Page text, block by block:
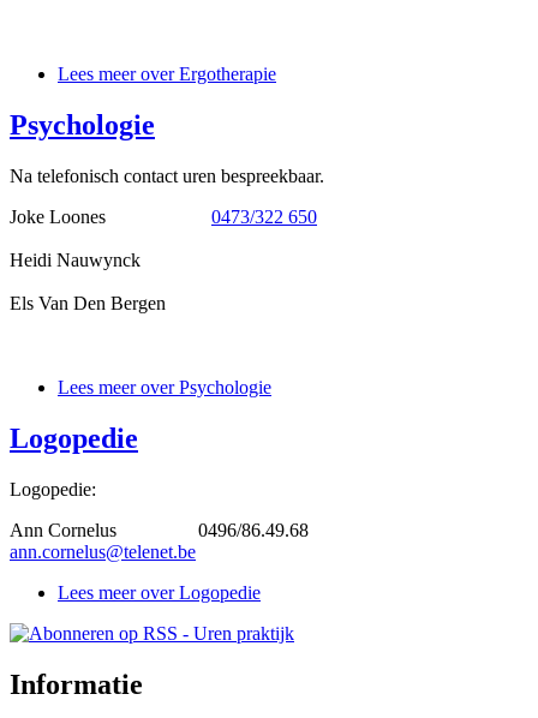
Lees meerover Ergotherapie
Psychologie
Na telefonisch contact uren bespreekbaar.
Joke Loones 0473/322 650
Heidi Nauwynck
Els Van Den Bergen
Lees meerover Psychologie
Logopedie
Logopedie:
Ann Cornelus 0496/86.49.68
ann.cornelus@telenet.be
Lees meerover Logopedie
Informatie